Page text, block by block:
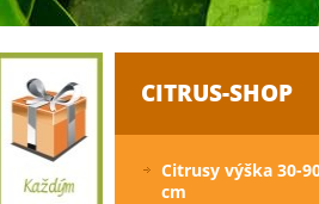
CITRUS-SHOP
Citrusy výška 30-
cm